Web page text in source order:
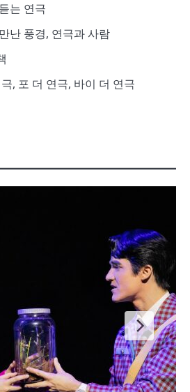
는 연극
난 풍경, 연극과 사람
, 포 더 연극, 바이 더 연극